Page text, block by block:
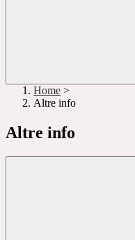
Home >
Altre info
Altre info